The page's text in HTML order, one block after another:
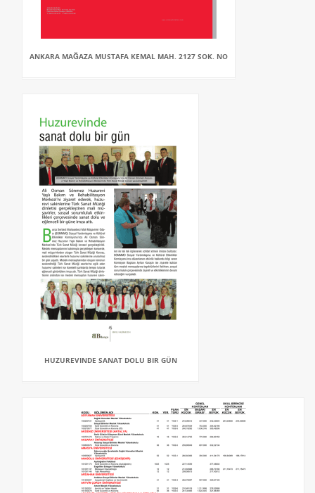
ANKARA MAĞAZA MUSTAFA KEMAL MAH. 2127 SOK. NO
HUZUREVINDE SANAT DOLU BIR GÜN